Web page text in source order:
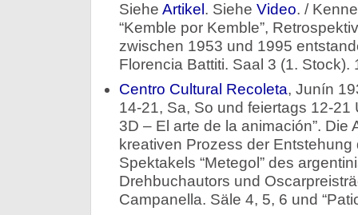
Siehe Artikel . Siehe Video. /
“Kemble por Kemble”,
zwischen 1953 und 1995
Florencia Battiti. Saal 3 (1. Stock).
Centro Cultural Recoleta, Junín
14-21, Sa, So und feiertags 12-21
3D – El arte de la animación”. Die
kreativen Prozess der Entstehung
Spektakels “Metegol” des
Drehbuchautors und
Campanella. Säle 4, 5, 6 und